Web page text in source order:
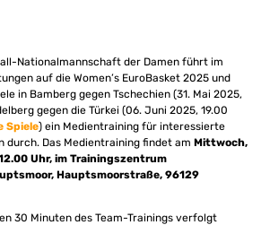
Nationalmannschaft der Damen führt im
auf die Women’s EuroBasket 2025 und
in Bamberg gegen Tschechien (31. Mai 2025,
gegen die Türkei (06. Juni 2025, 19.00
Spiele) ein Medientraining für interessierte
durch. Das Medientraining findet am Mittwoch,
Uhr, im Trainingszentrum
Hauptsmoorstraße, 96129
30 Minuten des Team-Trainings verfolgt